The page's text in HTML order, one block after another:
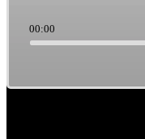
00:00